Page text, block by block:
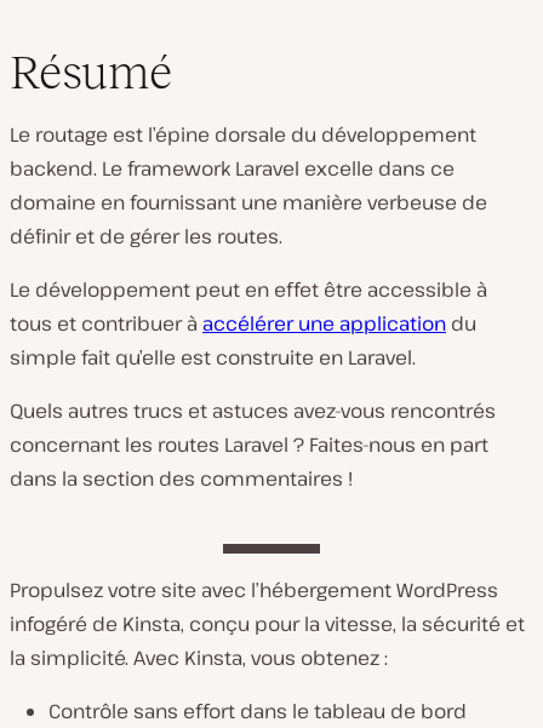
Résumé
Le routage est l’épine dorsale du développement
backend. Le framework Laravel excelle dans ce
domaine en fournissant une manière verbeuse de
définir et de gérer les routes.
Le développement peut en effet être accessible à
tous et contribuer à accélérer une application du
simple fait qu’elle est construite en Laravel.
Quels autres trucs et astuces avez-vous rencontrés
concernant les routes Laravel ? Faites-nous en part
dans la section des commentaires !
Propulsez votre site avec l’hébergement WordPress
infogéré de Kinsta, conçu pour la vitesse, la sécurité et
la simplicité. Avec Kinsta, vous obtenez :
Contrôle sans effort dans le tableau de bord